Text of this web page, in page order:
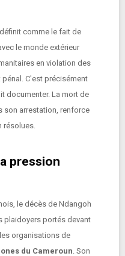
comme le fait de
le monde extérieur
en violation des
C'est précisément
documenter. La mort de
son arrestation, renforce
résolues.
pression
le décès de Ndangoh
plaidoyers portés devant
organisations de
du Cameroun. Son